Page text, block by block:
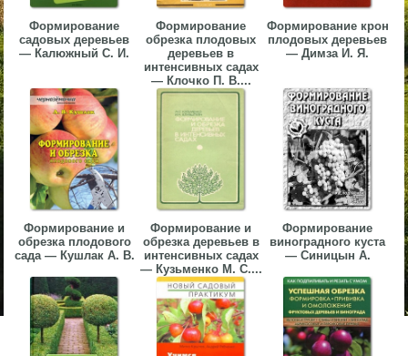
Формирование
садовых деревьев
— Калюжный С. И.
Формирование
обрезка плодовых
деревьев в
интенсивных садах
— Клочко П. В....
Формирование крон
плодовых деревьев
— Димза И. Я.
Формирование и
обрезка плодового
сада — Кушлак А. В.
Формирование и
обрезка деревьев в
интенсивных садах
— Кузьменко М. С....
Формирование
виноградного куста
— Синицын А.
▼